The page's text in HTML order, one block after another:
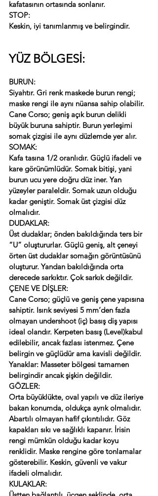
kafatasının ortasında sonlanır.
STOP:
Keskin, iyi tanımlanmış ve belirgindir.
YÜZ BÖLGESİ:
BURUN:
Siyahtır. Gri renk maskede burun rengi;
maske rengi ile aynı nüansa sahip olabilir.
Cane Corso; geniş açık burun delikli
büyük buruna sahiptir. Burun yerleşimi
somak çizgisi ile aynı düzlemde yer alır.
SOMAK:
Kafa tasına 1/2 oranlıdır. Güçlü ifadeli ve
kare görünümlüdür. Somak bitişi, yani
burun ucu yere doğru düz iner. Yan
yüzeyler paraleldir. Somak uzun olduğu
kadar geniştir. Somak üst çizgisi düz
olmalıdır.
DUDAKLAR:
Üst dudaklar; önden bakıldığında ters bir
“U” oluştururlar. Güçlü geniş, alt çeneyi
örten üst dudaklar somağın görüntüsünü
oluşturur. Yandan bakıldığında orta
derecede sarkıktır. Çok sarkık değildir.
ÇENE VE DİŞLER:
Cane Corso; güçlü ve geniş çene yapısına
sahiptir. Isırık seviyesi 5 mm’den fazla
olmayan undershoot (iç) basış diş yapısı
ideal olandır. Kerpeten basış (Level)kabul
edilebilir, ancak fazlası istenmez. Çene
belirgin ve güçlüdür ama kavisli değildir.
Yanaklar: Masseter bölgesi tamamen
belirgindir ancak şişkin değildir.
GÖZLER:
Orta büyüklükte, oval yapılı ve düz ileriye
bakan konumda, oldukça ayrık olmalıdır.
Abartılı olmayan hafif çıkıntılıdır. Göz
kapakları sıkı ve sağlıklı kapanır. İrisin
rengi mümkün olduğu kadar koyu
renklidir. Maske rengine göre tonlamalar
gösterebilir. Keskin, güvenli ve vakur
ifadeli olmalıdır.
KULAKLAR: